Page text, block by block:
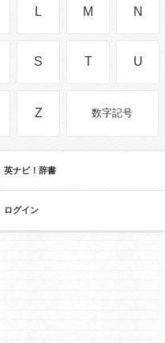
L M N
S T U
Z 数字記号
英ナビ！辞書
ログイン